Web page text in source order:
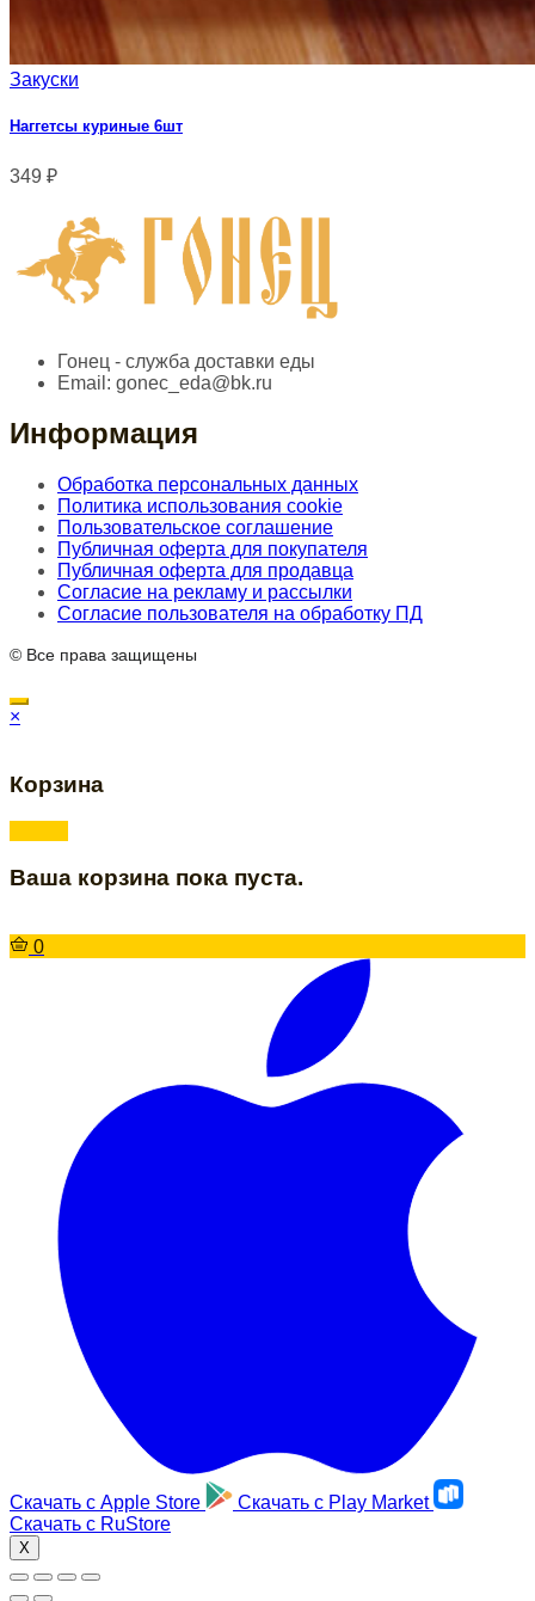
Закуски
Наггетсы куриные 6шт
349 ₽
Гонец - служба доставки еды
Email: gonec_eda@bk.ru
Информация
Обработка персональных данных
Политика использования cookie
Пользовательское соглашение
Публичная оферта для покупателя
Публичная оферта для продавца
Согласие на рекламу и рассылки
Согласие пользователя на обработку ПД
© Все права защищены
×
Корзина
Ваша корзина пока пуста.
0
Скачать с Apple Store Скачать с Play Market
Скачать с RuStore
X